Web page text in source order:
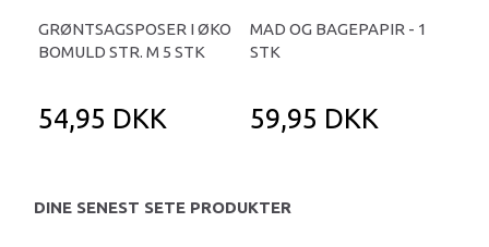
GRØNTSAGSPOSER I ØKO
BOMULD STR. M 5 STK
54,95 DKK
MAD OG BAGEPAPIR - 1
STK
59,95 DKK
DINE SENEST SETE PRODUKTER